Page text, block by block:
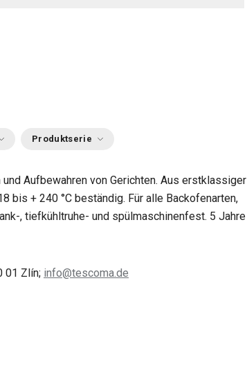
Produktserie
Aufbewahren von Gerichten. Aus erstklassiger
bis + 240 °C beständig. Für alle Backofenarten,
, tiefkühltruhe- und spülmaschinenfest. 5 Jahre
01 Zlín; info@tescoma.de